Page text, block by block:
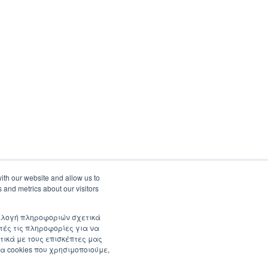
our website and allow us to
metrics about our visitors
πληροφοριών σχετικά
τις πληροφορίες για να
με τους επισκέπτες μας
cookies που χρησιμοποιούμε,